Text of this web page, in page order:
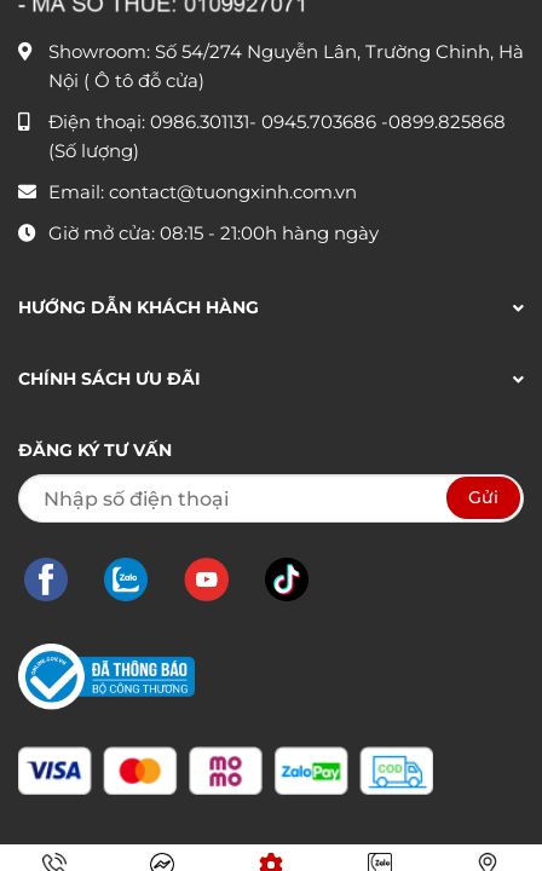
Showroom: Số 54/274 Nguyễn Lân, Trường Chinh, Hà
Nội ( Ô tô đỗ cửa)
Điện thoại: 0986.301131- 0945.703686 -0899.825868
(Số lượng)
Email: contact@tuongxinh.com.vn
Giờ mở cửa: 08:15 - 21:00h hàng ngày
HƯỚNG DẪN KHÁCH HÀNG
CHÍNH SÁCH ƯU ĐÃI
ĐĂNG KÝ TƯ VẤN